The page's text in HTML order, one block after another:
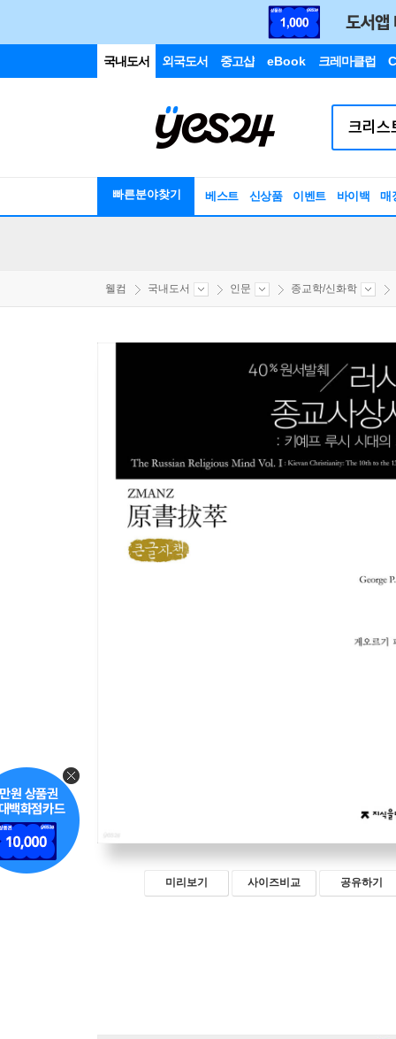
국내도서 외국도서 중고샵 eBook 크레마클럽
빠른분야찾기 베스트 신상품 이벤트 바이백 매
웰컴 국내도서 인문 종교학/신화학
미리보기 사이즈비교 공유하기